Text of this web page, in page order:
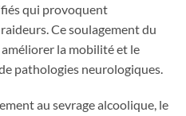
qui provoquent
Ce soulagement du
la mobilité et le
pathologies neurologiques.
au sevrage alcoolique, le